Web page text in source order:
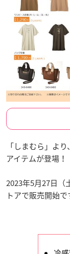
「しまむら」よ
アイテムが登場！
2023年5月27日（
トアで販売開始で